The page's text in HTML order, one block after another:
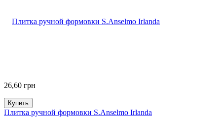
26,60 грн
Купить
Плитка ручной формовки S.Anselmo Irlanda